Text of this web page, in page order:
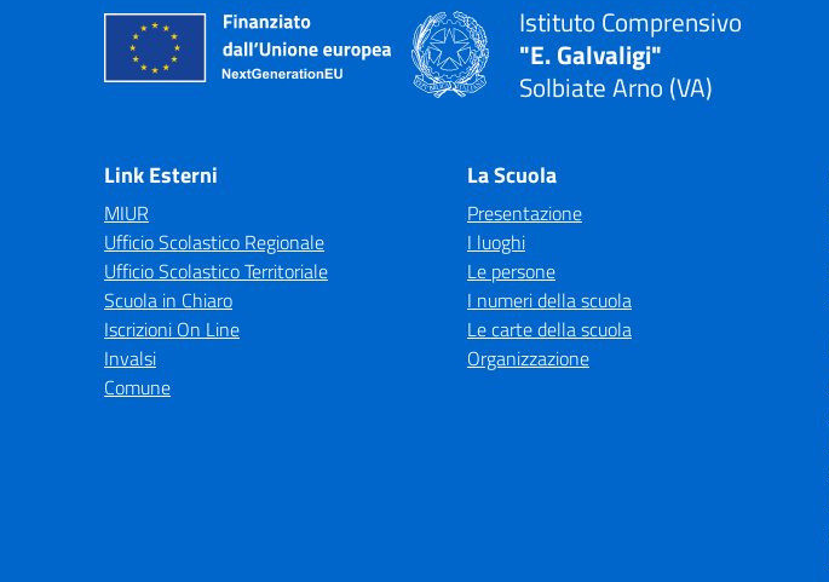
Istituto Comprensivo
"E. Galvaligi"
Solbiate Arno (VA)
Link Esterni
MIUR
Ufficio Scolastico Regionale
Ufficio Scolastico Territoriale
Scuola in Chiaro
Iscrizioni On Line
Invalsi
Comune
La Scuola
Presentazione
I luoghi
Le persone
I numeri della scuola
Le carte della scuola
Organizzazione